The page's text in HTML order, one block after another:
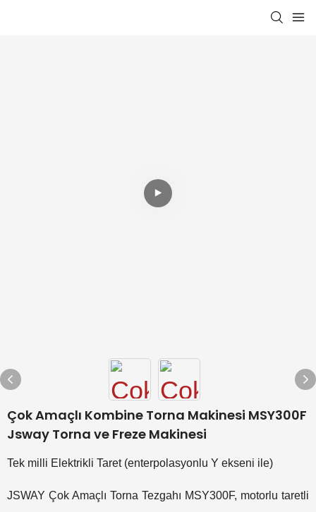
Çok Amaçlı Kombine Torna Makinesi MSY300F
Jsway Torna ve Freze Makinesi
Tek milli Elektrikli Taret (enterpolasyonlu Y ekseni ile)
JSWAY Çok Amaçlı Torna Tezgahı MSY300F, motorlu taretli